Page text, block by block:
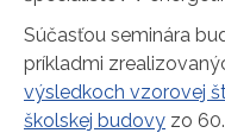
Súčasťou seminára
príkladmi
výsledkoch vzorovej
školskej budovy zo